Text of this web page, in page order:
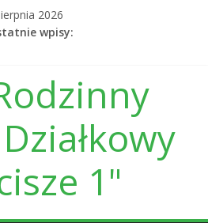
2026
wpisy:
i wrześniu br.
ROD Zacisze I w
w czerwcu i lipcu
1"